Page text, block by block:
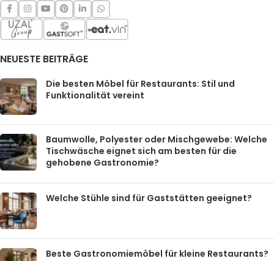
NEUESTE BEITRÄGE
Die besten Möbel für Restaurants: Stil und
Funktionalität vereint
Baumwolle, Polyester oder Mischgewebe: Welche
Tischwäsche eignet sich am besten für die
gehobene Gastronomie?
Welche Stühle sind für Gaststätten geeignet?
Beste Gastronomiemöbel für kleine Restaurants?